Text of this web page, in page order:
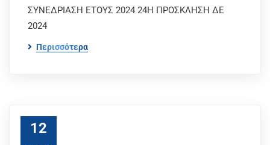
ΣΥΝΕΔΡΙΑΣΗ ΕΤΟΥΣ 2024 24Η ΠΡΟΣΚΛΗΣΗ ΔΕ
2024
Περισσότερα
12